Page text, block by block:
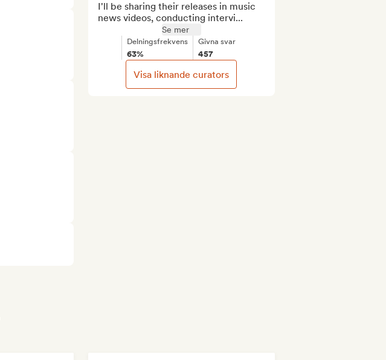
I'll be sharing their releases in music
news videos, conducting intervi...
Se mer
Delningsfrekvens
63%
Givna svar
457
Visa liknande curators